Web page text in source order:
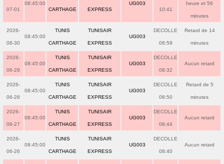
07-01
08:45:00
CARTHAGE EXPRESS
UG003
10:41
heure et 56
minutes
2026-
06-30
08:45:00
TUNIS
CARTHAGE
TUNISAIR
EXPRESS
UG003
DECOLLE
08:59
Retard de 14
minutes
2026-
06-29
08:45:00
TUNIS
CARTHAGE
TUNISAIR
EXPRESS
UG003
DECOLLE
08:32
Aucun retard
2026-
06-28
08:45:00
TUNIS
CARTHAGE
TUNISAIR
EXPRESS
UG003
DECOLLE
08:50
Retard de 5
minutes
2026-
06-27
08:45:00
TUNIS
CARTHAGE
TUNISAIR
EXPRESS
UG003
DECOLLE
08:44
Aucun retard
2026-
06-26
08:45:00
TUNIS
CARTHAGE
TUNISAIR
EXPRESS
UG003
DECOLLE
08:40
Aucun retard